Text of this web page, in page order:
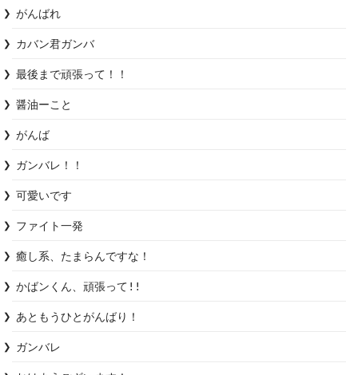
がんばれ
カバン君ガンバ
最後まで頑張って！！
醤油ーこと
がんば
ガンバレ！！
可愛いです
ファイト一発
癒し系、たまらんですな！
かばンくん、頑張って!!
あともうひとがんばり！
ガンバレ